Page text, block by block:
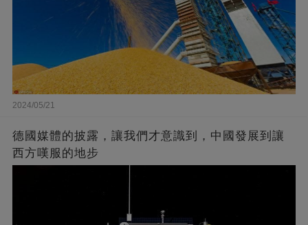
2024/05/21
德國媒體的披露，讓我們才意識到，中國發展到讓
西方嘆服的地步